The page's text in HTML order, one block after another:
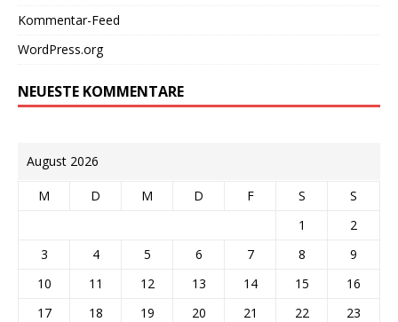
Kommentar-Feed
WordPress.org
NEUESTE KOMMENTARE
August 2026
M D M D F S
S
1
2
3
4 5 6 7 8
9
10
11 12 13 14 15
16
17
18 19 20 21 22
23